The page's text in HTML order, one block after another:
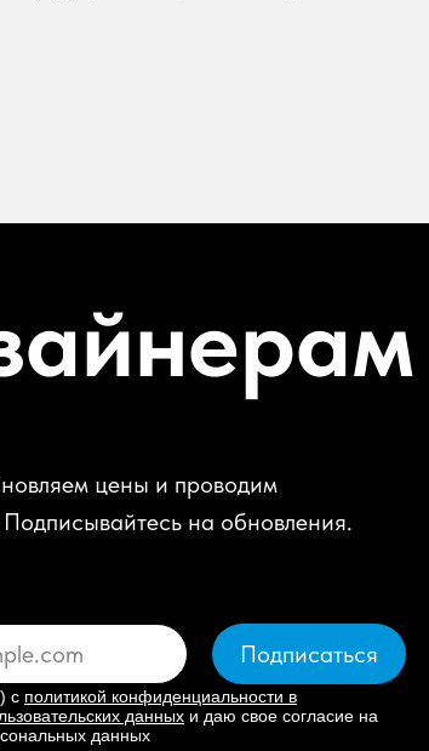
цены и проводим
на обновления.
с политикой конфиденциальности в
данных и даю свое согласие на
данных
Подписаться